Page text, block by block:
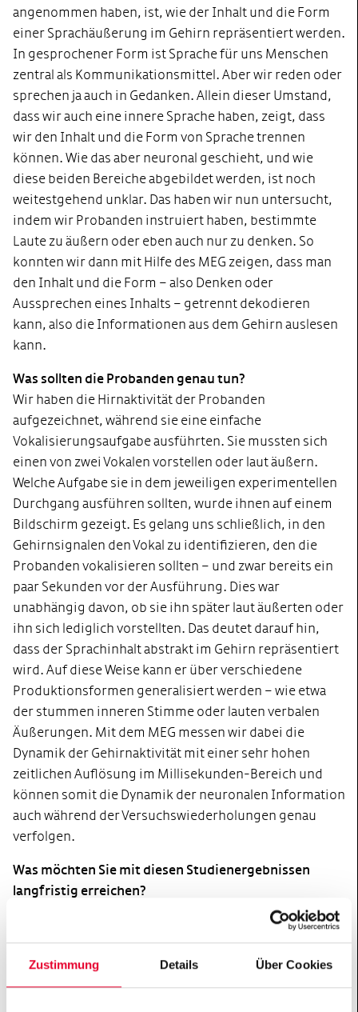
Zustimmung Details Über Cookies
angenommen haben, ist, wie der Inhalt und die Form
einer Sprachäußerung im Gehirn repräsentiert werden.
In gesprochener Form ist Sprache für uns Menschen
zentral als Kommunikationsmittel. Aber wir reden oder
sprechen ja auch in Gedanken. Allein dieser Umstand,
dass wir auch eine innere Sprache haben, zeigt, dass
wir den Inhalt und die Form von Sprache trennen
können. Wie das aber neuronal geschieht, und wie
diese beiden Bereiche abgebildet werden, ist noch
weitestgehend unklar. Das haben wir nun untersucht,
indem wir Probanden instruiert haben, bestimmte
Laute zu äußern oder eben auch nur zu denken. So
konnten wir dann mit Hilfe des MEG zeigen, dass man
den Inhalt und die Form – also Denken oder
Aussprechen eines Inhalts – getrennt dekodieren
kann, also die Informationen aus dem Gehirn auslesen
kann.
Was sollten die Probanden genau tun?
Wir haben die Hirnaktivität der Probanden
aufgezeichnet, während sie eine einfache
Vokalisierungsaufgabe ausführten. Sie mussten sich
einen von zwei Vokalen vorstellen oder laut äußern.
Welche Aufgabe sie in dem jeweiligen experimentellen
Durchgang ausführen sollten, wurde ihnen auf einem
Bildschirm gezeigt. Es gelang uns schließlich, in den
Gehirnsignalen den Vokal zu identifizieren, den die
Probanden vokalisieren sollten – und zwar bereits ein
paar Sekunden vor der Ausführung. Dies war
unabhängig davon, ob sie ihn später laut äußerten oder
ihn sich lediglich vorstellten. Das deutet darauf hin,
dass der Sprachinhalt abstrakt im Gehirn repräsentiert
wird. Auf diese Weise kann er über verschiedene
Produktionsformen generalisiert werden – wie etwa
der stummen inneren Stimme oder lauten verbalen
Äußerungen. Mit dem MEG messen wir dabei die
Dynamik der Gehirnaktivität mit einer sehr hohen
zeitlichen Auflösung im Millisekunden-Bereich und
können somit die Dynamik der neuronalen Information
auch während der Versuchswiederholungen genau
verfolgen.
Was möchten Sie mit diesen Studienergebnissen
langfristig erreichen?
Es gibt zwei Richtungen oder Fragestellungen: Die eine
Fragestellung ist eine grundlagenwissenschaftliche,
zusammenhängen. Diese grundlegenden neuronalen